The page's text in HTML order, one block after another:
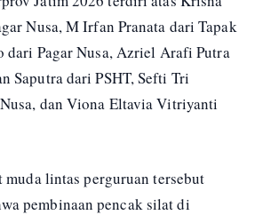
Nusa, M Irfan Pranata dari Tapak
dari Pagar Nusa, Azriel Arafi Putra
Saputra dari PSHT, Sefti Tri
dan Viona Eltavia Vitriyanti
lintas perguruan tersebut
pembinaan pencak silat di